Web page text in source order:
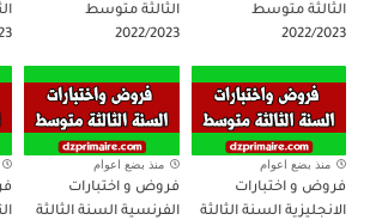
الثالثة متوسط
2022/2023
الثالثة متوسط
2022/2023
منذ بضع اعوام
فروض و اختبارات
الانجليزية السنة الثالثة
منذ بضع اعوام
فروض و اختبارات
الفرنسية السنة الثالثة